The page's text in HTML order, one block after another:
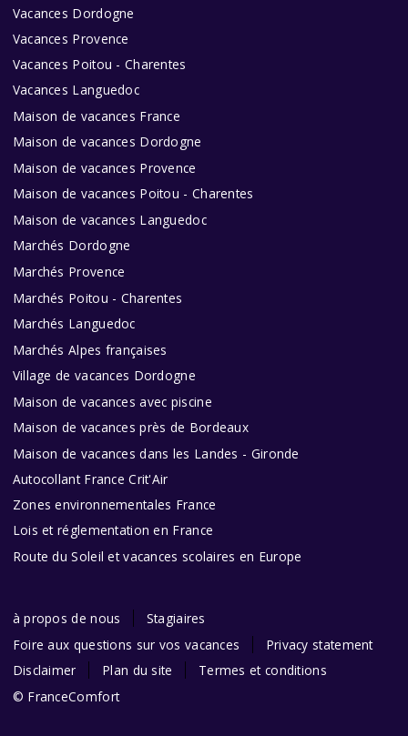
Vacances Dordogne
Vacances Provence
Vacances Poitou - Charentes
Vacances Languedoc
Maison de vacances France
Maison de vacances Dordogne
Maison de vacances Provence
Maison de vacances Poitou - Charentes
Maison de vacances Languedoc
Marchés Dordogne
Marchés Provence
Marchés Poitou - Charentes
Marchés Languedoc
Marchés Alpes françaises
Village de vacances Dordogne
Maison de vacances avec piscine
Maison de vacances près de Bordeaux
Maison de vacances dans les Landes - Gironde
Autocollant France Crit'Air
Zones environnementales France
Lois et réglementation en France
Route du Soleil et vacances scolaires en Europe
à propos de nous
Stagiaires
Foire aux questions sur vos vacances
Privacy statement
Disclaimer
Plan du site
Termes et conditions
© FranceComfort